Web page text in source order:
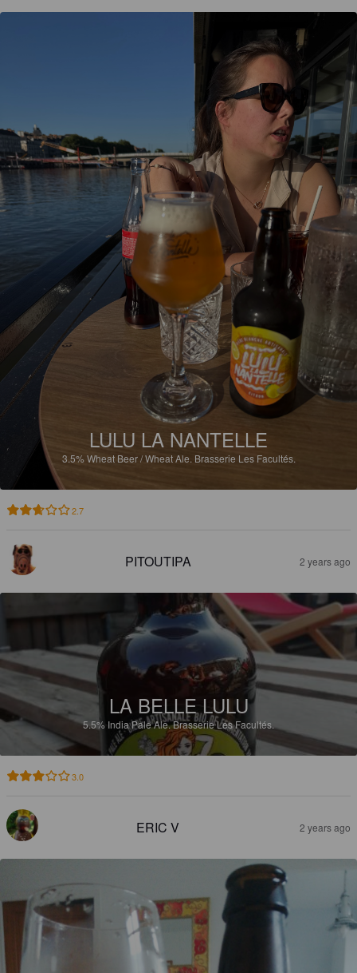
LULU LA NANTELLE
3.5%Wheat Beer / Wheat Ale. Brasserie Les Facultés.
2.7
PITOUTIPA 2 years ago
LA BELLE LULU
5.5% India Pale Ale.Brasserie Les Facultés.
3.0
ERIC V 2 years ago